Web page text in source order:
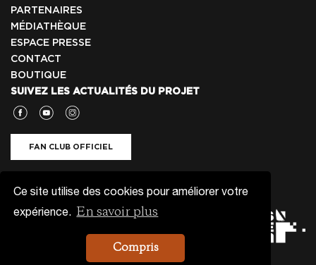
Ce site utilise des cookies pour améliorer votre
expérience. En savoir plus
Compris
PARTENAIRES
MÉDIATHÈQUE
ESPACE PRESSE
CONTACT
BOUTIQUE
SUIVEZ LES ACTUALITÉS DU PROJET
FAN CLUB OFFICIEL